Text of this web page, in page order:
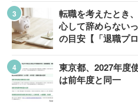
転職を考えたとき
心して辞めらない
の目安【「退職プ
東京都、2027年度
は前年度と同一